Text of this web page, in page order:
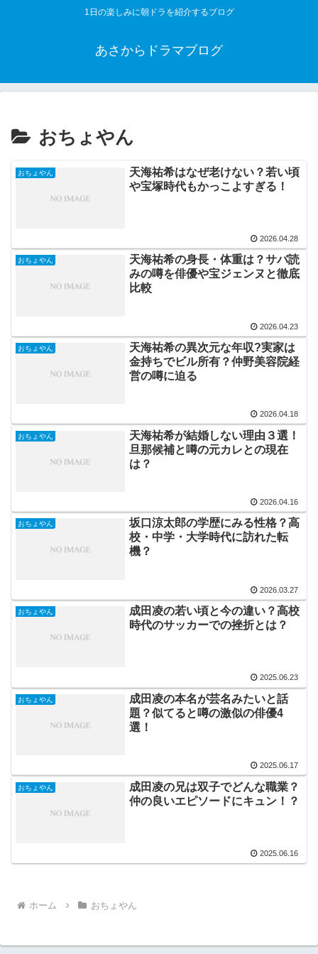
1日の楽しみに朝ドラを紹介するブログ
あさからドラマブログ
おちょやん
おちょやん
天海祐希はなぜ老けない？若い頃
や宝塚時代もかっこよすぎる！
2026.04.28
おちょやん
天海祐希の身長・体重は？サバ読
みの噂を俳優や宝ジェンヌと徹底
比較
2026.04.23
おちょやん
天海祐希の異次元な年収?実家は
金持ちでビル所有？仲野美容院経
営の噂に迫る
2026.04.18
おちょやん
天海祐希が結婚しない理由３選！
旦那候補と噂の元カレとの現在
は？
2026.04.16
おちょやん
坂口涼太郎の学歴にみる性格？高
校・中学・大学時代に訪れた転
機？
2026.03.27
おちょやん
成田凌の若い頃と今の違い？高校
時代のサッカーでの挫折とは？
2025.06.23
おちょやん
成田凌の本名が芸名みたいと話
題？似てると噂の激似の俳優4
選！
2025.06.17
おちょやん
成田凌の兄は双子でどんな職業？
仲の良いエピソードにキュン！？
2025.06.16
ホーム おちょやん